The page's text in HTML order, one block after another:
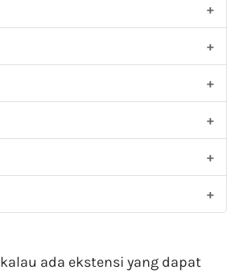
kalau ada ekstensi yang dapat